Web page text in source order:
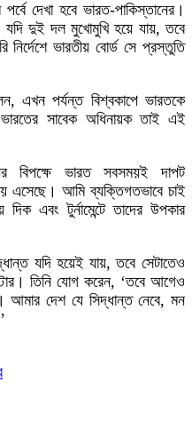
দেখা হবে ভারত-পাকিস্তানের।
দুই দল মুখোমুখি হয়ে যায়, তবে
ভারতীয় বোর্ড সে প্রস্তুতি
এখন পর্যন্ত বিশ্বকাপে ভারতকে
ভারতের সাবেক অধিনায়ক তাই এই
বিপক্ষে ভারত সবসময়ই দাপট
এসেছে। আমি ব্যক্তিগতভাবে চাই
এবং টুর্নামেন্টে তাদের উপকার
যদি হয়েই যায়, তবে সেটাতেও
তিনি যোগ করেন, ‘তবে আগেও
দেশ যে সিদ্ধান্ত নেবে, মন